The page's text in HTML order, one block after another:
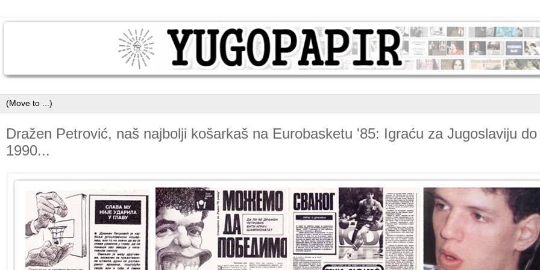
Dražen Petrović, naš najbolji košarkaš na Eurobasketu '85: Igraću za Jugoslaviju do
1990...